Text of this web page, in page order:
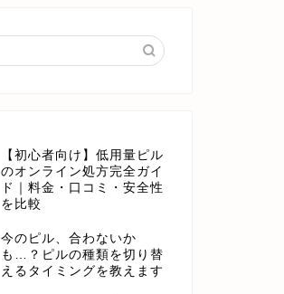
【初心者向け】低用量ピル
のオンライン処方完全ガイ
ド｜料金・口コミ・安全性
を比較
今のピル、合わないか
も…？ピルの種類を切り替
えるタイミングを教えます